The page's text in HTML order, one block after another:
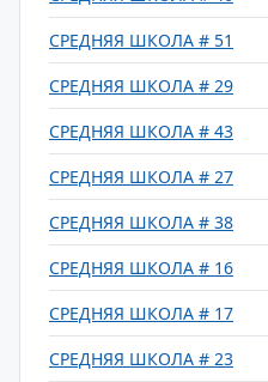
СРЕДНЯЯ ШКОЛА # 51
СРЕДНЯЯ ШКОЛА # 29
СРЕДНЯЯ ШКОЛА # 43
СРЕДНЯЯ ШКОЛА # 27
СРЕДНЯЯ ШКОЛА # 38
СРЕДНЯЯ ШКОЛА # 16
СРЕДНЯЯ ШКОЛА # 17
СРЕДНЯЯ ШКОЛА # 23